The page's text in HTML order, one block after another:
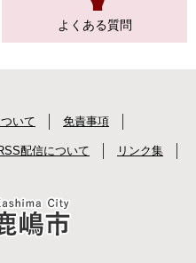
よくある質問
いて 免責事項
配信について リンク集